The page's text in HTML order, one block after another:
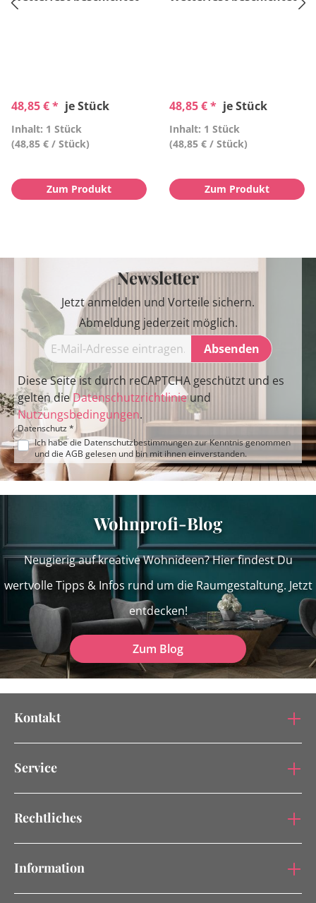
48,85 € * je Stück
Inhalt: 1 Stück
(48,85 € / Stück)
Zum Produkt
48,85 € * je Stück
Inhalt: 1 Stück
(48,85 € / Stück)
Zum Produkt
Newsletter
Jetzt anmelden und Vorteile sichern.
Abmeldung jederzeit möglich.
Absenden
Diese Seite ist durch reCAPTCHA geschützt und es
gelten dieDatenschutzrichtlinieund
Nutzungsbedingungen.
Datenschutz *
Ich habe die Datenschutzbestimmungenzur Kenntnis genommen
und die AGB gelesen und bin mit ihnen einverstanden.
Wohnprofi-Blog
Neugierig auf kreative Wohnideen? Hier findest Du
wertvolle Tipps & Infos rund um die Raumgestaltung. Jetzt
entdecken!
Zum Blog
Kontakt
Service
Rechtliches
Information